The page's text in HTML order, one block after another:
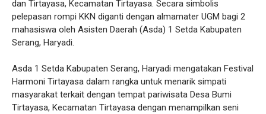
dan Tirtayasa, Kecamatan Tirtayasa. Secara simbolis
pelepasan rompi KKN diganti dengan almamater UGM bagi 2
mahasiswa oleh Asisten Daerah (Asda) 1 Setda Kabupaten
Serang, Haryadi.
Asda 1 Setda Kabupaten Serang, Haryadi mengatakan Festival
Harmoni Tirtayasa dalam rangka untuk menarik simpati
masyarakat terkait dengan tempat pariwisata Desa Bumi
Tirtayasa, Kecamatan Tirtayasa dengan menampilkan seni